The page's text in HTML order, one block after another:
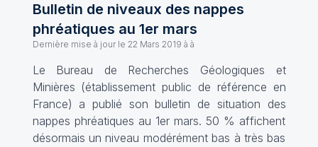
Bulletin de niveaux des nappes
phréatiques au 1er mars
Dernière mise à jour le 22 Mars 2019 à à
Le Bureau de Recherches Géologiques et
Minières (établissement public de référence en
France) a publié son bulletin de situation des
nappes phréatiques au 1er mars. 50 % affichent
désormais un niveau modérément bas à très bas